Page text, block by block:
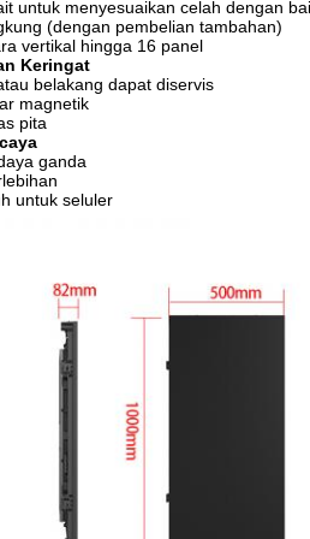
untuk menyesuaikan celah dengan
(dengan pembelian tambahan)
vertikal hingga 16 panel
Keringat
belakang dapat diservis
magnetik
pita
ganda
untuk seluler